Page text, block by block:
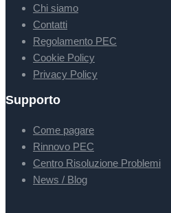
Chi siamo
Contatti
Regolamento PEC
Cookie Policy
Privacy Policy
Supporto
Come pagare
Rinnovo PEC
Centro Risoluzione Problemi
News / Blog